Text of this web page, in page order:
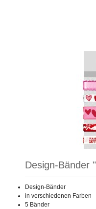
Design-Bänder
Design-Bänder
in verschiedenen Farben
5 Bänder